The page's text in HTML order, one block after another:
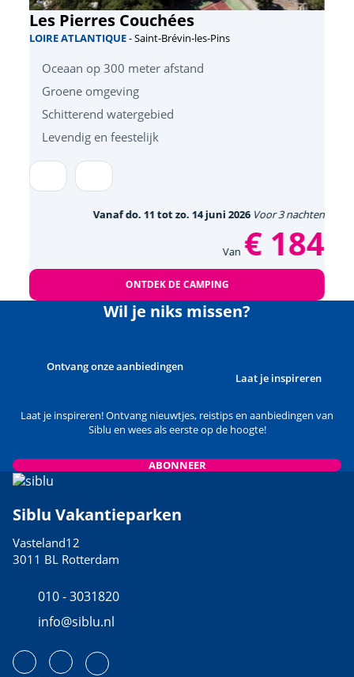
Les Pierres Couchées
LOIRE ATLANTIQUE- Saint-Brévin-les-Pins
Oceaan op 300 meter afstand
Groene omgeving
Schitterend watergebied
Levendig en feestelijk
Vanaf do. 11 tot zo. 14 juni 2026 Voor 3 nachten
Van € 184
ONTDEK DE CAMPING
Wil je niks missen?
Ontvang onze aanbiedingen
Laat je inspireren
Laat je inspireren! Ontvang nieuwtjes, reistips en aanbiedingen van
Siblu en wees als eerste op de hoogte!
ABONNEER
Siblu Vakantieparken
Vasteland12
3011 BL Rotterdam
010 - 3031820
info@siblu.nl